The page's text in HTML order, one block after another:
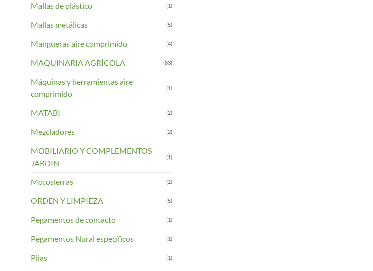
Mallas de plástico (1)
Mallas metálicas (5)
Mangueras aire comprimido (4)
MAQUINARIA AGRÍCOLA (83)
Máquinas y herramientas aire
comprimido
(1)
MATABI (2)
Mezcladores (2)
MOBILIARIO Y COMPLEMENTOS
JARDIN
(1)
Motosierras (2)
ORDEN Y LIMPIEZA (5)
Pegamentos de contacto (1)
Pegamentos Nural específicos (1)
Pilas (1)